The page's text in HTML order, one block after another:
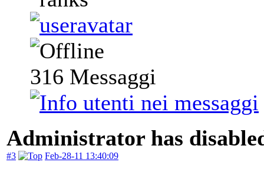
316 Messaggi
Administrator has
#3 Feb-28-11 13:40:09